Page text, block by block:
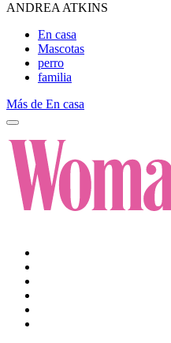
ANDREA ATKINS
En casa
Mascotas
perro
familia
Más de En casa